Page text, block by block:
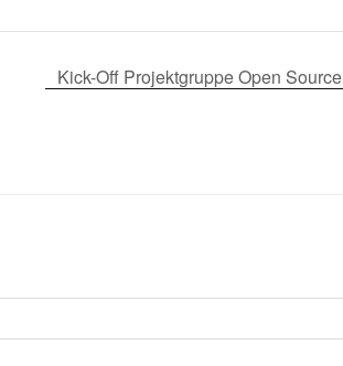
Kick-Off Projektgruppe Open Source